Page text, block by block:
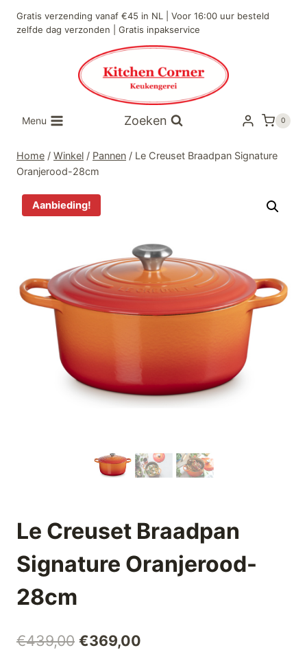
naar
Gratis verzending vanaf €45 in NL | Voor 16:00 uur besteld
zelfde dag verzonden | Gratis inpakservice
Menu Zoeken 0
Home / Winkel / Pannen / Le Creuset Braadpan Signature
Oranjerood-28cm
Aanbieding!
Le Creuset Braadpan
Signature Oranjerood-
28cm
€439,00 Oorspronkelijke
€369,00